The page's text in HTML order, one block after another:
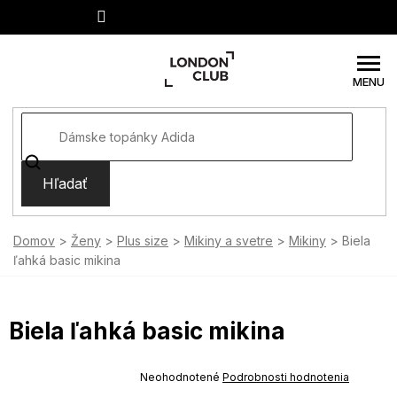
Hľadať
Domov Ženy Plus size Mikiny a svetre Mikiny
Biela
ľahká basic mikina
Biela ľahká basic mikina
Priemerné
Neohodnotené Podrobnosti hodnotenia